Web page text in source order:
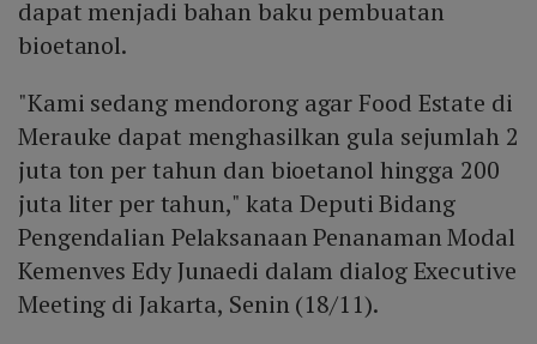
dapat menjadi bahan baku pembuatan
bioetanol.
"Kami sedang mendorong agar Food Estate di
Merauke dapat menghasilkan gula sejumlah 2
juta ton per tahun dan bioetanol hingga 200
juta liter per tahun," kata Deputi Bidang
Pengendalian Pelaksanaan Penanaman Modal
Kemenves Edy Junaedi dalam dialog Executive
Meeting di Jakarta, Senin (18/11).